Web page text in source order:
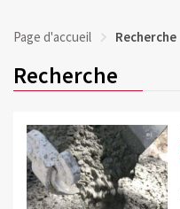
Page d'accueil Recherche
Recherche